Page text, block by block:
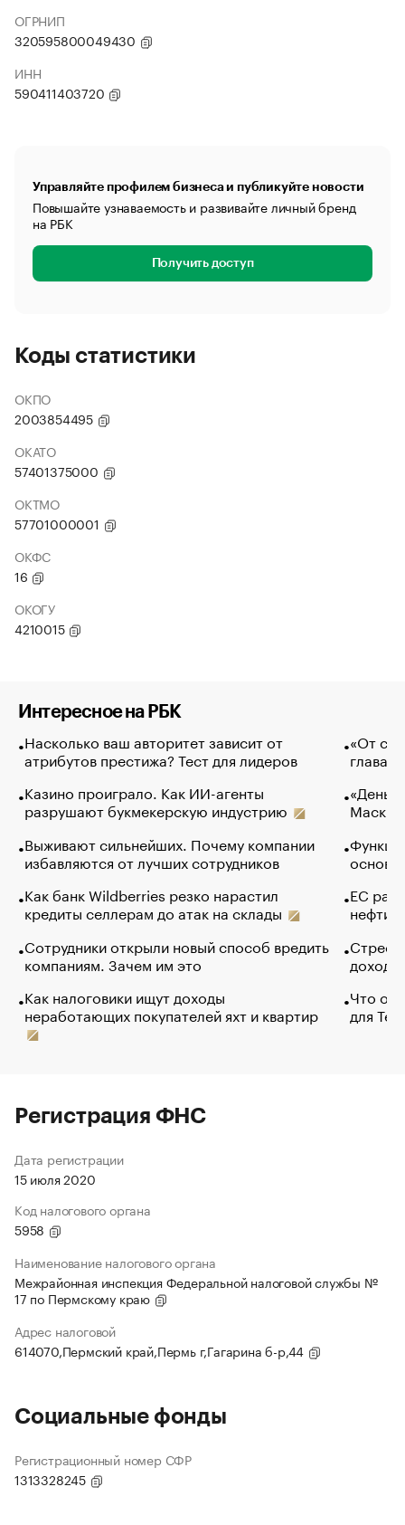
ОГРНИП
320595800049430
ИНН
590411403720
Управляйте профилем бизнеса и публикуйте новости
Повышайте узнаваемость и развивайте личный бренд
на РБК
Получить доступ
Коды статистики
ОКПО
2003854495
ОКАТО
57401375000
ОКТМО
57701000001
ОКФС
16
ОКОГУ
4210015
Интересное на РБК
Насколько ваш авторитет зависит от
атрибутов престижа? Тест для лидеров
Казино проиграло. Как ИИ-агенты
разрушают букмекерскую индустрию
Выживают сильнейших. Почему компании
избавляются от лучших сотрудников
Как банк Wildberries резко нарастил
кредиты селлерам до атак на склады
Сотрудники открыли новый способ вредить
компаниям. Зачем им это
Как налоговики ищут доходы
неработающих покупателей яхт и квартир
«От
глава
Маск в
основ
ЕС
нефти
Что
для
Регистрация ФНС
Дата регистрации
15 июля 2020
Код налогового органа
5958
Наименование налогового органа
Межрайонная инспекция Федеральной налоговой службы №
17 по Пермскому краю
Адрес налоговой
614070,Пермский край,Пермь г,Гагарина б-р,44
Социальные фонды
Регистрационный номер СФР
1313328245